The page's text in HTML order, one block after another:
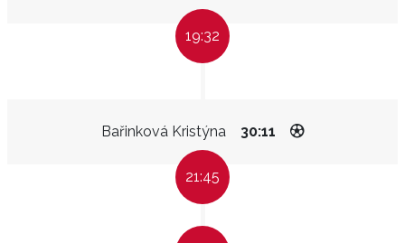
19:32
Bařinková Kristýna 30:11
21:45